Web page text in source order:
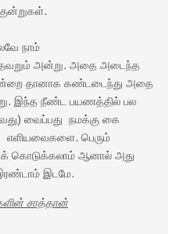
நாம்
தவறும் அன்று. அதை அடைந்த
ஒன்றை தானாக கண்டடைந்து அதை
இந்த நீண்ட பயணத்தில் பல
வைப்பது நமக்கு கை
எளியவைகளை. பெரும்
கொடுக்கலாம் ஆனால் அது
இடமே.
சாத்தான்